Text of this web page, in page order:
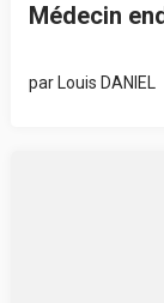
Médecin
par Louis DANIEL